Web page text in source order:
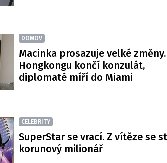
DOMOV
Macinka prosazuje velké změny.
Hongkongu končí konzulát,
diplomaté míří do Miami
CELEBRITY
SuperStar se vrací. Z vítěze se
korunový milionář